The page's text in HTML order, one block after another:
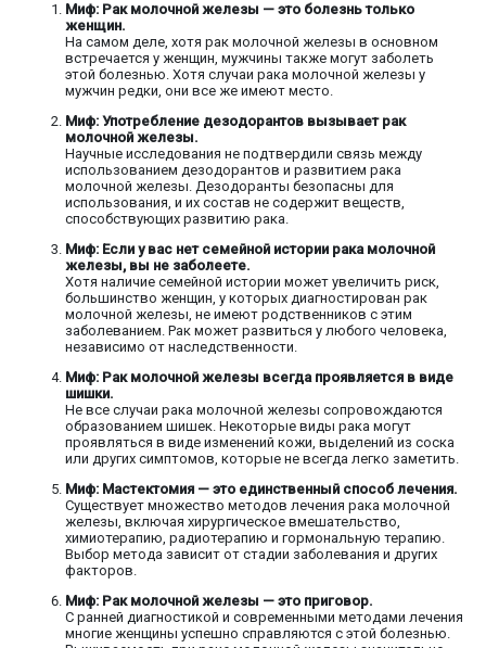
Миф: Рак молочной железы — это болезнь только
женщин.
На самом деле, хотя рак молочной железы в основном
встречается у женщин, мужчины также могут заболеть
этой болезнью. Хотя случаи рака молочной железы у
мужчин редки, они все же имеют место.
Миф: Употребление дезодорантов вызывает рак
молочной железы.
Научные исследования не подтвердили связь между
использованием дезодорантов и развитием рака
молочной железы. Дезодоранты безопасны для
использования, и их состав не содержит веществ,
способствующих развитию рака.
Миф: Если у вас нет семейной истории рака молочной
железы, вы не заболеете.
Хотя наличие семейной истории может увеличить риск,
большинство женщин, у которых диагностирован рак
молочной железы, не имеют родственников с этим
заболеванием. Рак может развиться у любого человека,
независимо от наследственности.
Миф: Рак молочной железы всегда проявляется в виде
шишки.
Не все случаи рака молочной железы сопровождаются
образованием шишек. Некоторые виды рака могут
проявляться в виде изменений кожи, выделений из соска
или других симптомов, которые не всегда легко заметить.
Миф: Мастектомия — это единственный способ лечения.
Существует множество методов лечения рака молочной
железы, включая хирургическое вмешательство,
химиотерапию, радиотерапию и гормональную терапию.
Выбор метода зависит от стадии заболевания и других
факторов.
Миф: Рак молочной железы — это приговор.
С ранней диагностикой и современными методами лечения
многие женщины успешно справляются с этой болезнью.